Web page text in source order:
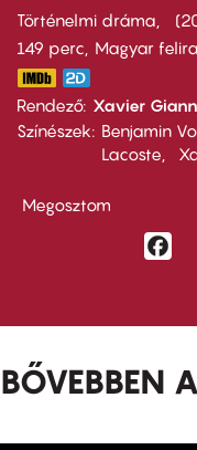
Történelmi dráma
149 perc,
Magyar
Rendező Xavier
Színészek
Benjamin
Lacoste
Megosztom
BŐVEBBEN